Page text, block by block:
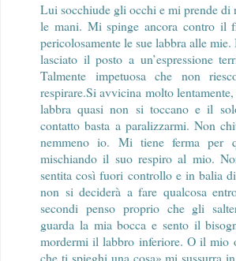
Lui socchiude gli occhi e mi prende di
le mani. Mi spinge ancora contro il
pericolosamente le sue labbra alle
lasciato il posto a un’espressione
Talmente impetuosa che non
respirare.Si avvicina molto
labbra quasi non si toccano e il
contatto basta a paralizzarmi. Non
nemmeno io. Mi tiene ferma per
mischiando il suo respiro al mio.
sentita così fuori controllo e in balia
non si deciderà a fare qualcosa
secondi penso proprio che gli
guarda la mia bocca e sento il
mordermi il labbro inferiore. O il mio